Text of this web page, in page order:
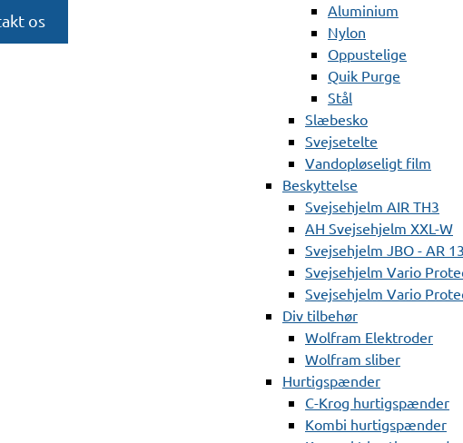
Aluminium
Nylon
Oppustelige
Quik Purge
Stål
Slæbesko
Svejsetelte
Vandopløseligt film
Beskyttelse
Svejsehjelm AIR TH3
AH Svejsehjelm XXL-W
Svejsehjelm JBO - AR
Svejsehjelm Vario
Svejsehjelm Vario
Div tilbehør
Wolfram Elektroder
Wolfram sliber
Hurtigspænder
C-Krog hurtigspænder
Kombi hurtigspænder
os